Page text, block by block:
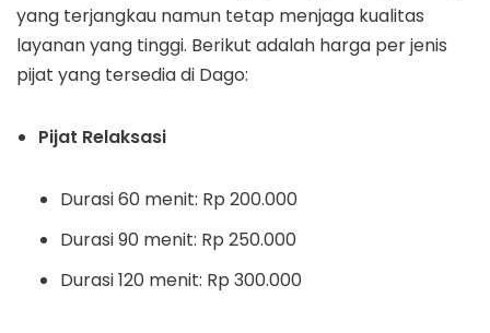
yang terjangkau namun tetap menjaga kualitas
layanan yang tinggi. Berikut adalah harga per jenis
pijat yang tersedia di Dago:
Pijat Relaksasi
Durasi 60 menit: Rp 200.000
Durasi 90 menit: Rp 250.000
Durasi 120 menit: Rp 300.000